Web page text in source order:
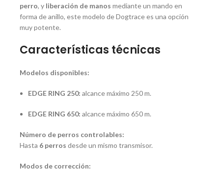
perro, y liberación de manos mediante un mando en
forma de anillo, este modelo de Dogtrace es una opción
muy potente.
Características técnicas
Modelos disponibles:
EDGE RING 250: alcance máximo 250 m.
EDGE RING 650: alcance máximo 650 m.
Número de perros controlables:
Hasta 6 perros desde un mismo transmisor.
Modos de corrección: